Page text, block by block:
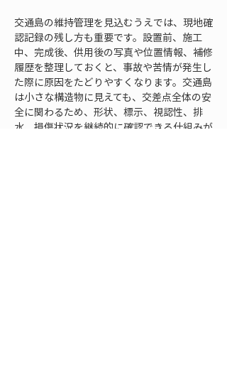
交通島の維持管理を見込むうえでは、現地確
認記録の残し方も重要です。設置前、施工
中、完成後、供用後の写真や位置情報、補修
履歴を整理しておくと、事故や苦情が発生し
た際に原因をたどりやすくなります。交通島
は小さな構造物に見えても、交差点全体の安
全に関わるため、形状、標示、視認性、排
水、損傷状況を継続的に確認できる仕組みが